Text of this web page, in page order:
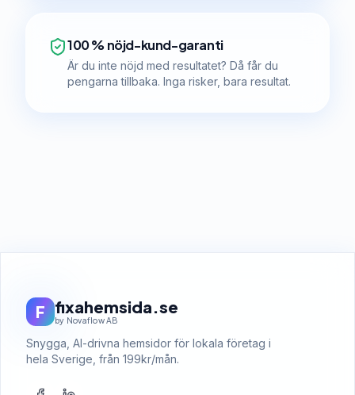
100 % nöjd-kund-garanti
Är du inte nöjd med resultatet? Då får du
pengarna tillbaka. Inga risker, bara resultat.
F fixahemsida.se
by Novaflow AB
Snygga, AI-drivna hemsidor för lokala företag i
hela Sverige, från 199kr/mån.